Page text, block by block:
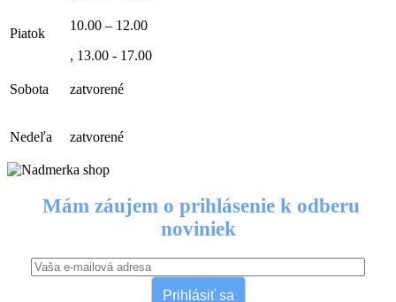
Piatok
10.00 – 12.00
, 13.00 - 17.00
Sobota zatvorené
Nedeľa zatvorené
Mám záujem o prihlásenie k odberu
noviniek
Prihlásiť sa